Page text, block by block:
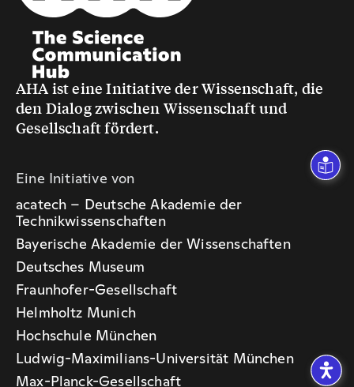
AHA ist eine Initiative der Wissenschaft, die
den Dialog zwischen Wissenschaft und
Gesellschaft fördert.
Eine Initiative von
acatech – Deutsche Akademie der
Technikwissenschaften
Bayerische Akademie der Wissenschaften
Deutsches Museum
Fraunhofer-Gesellschaft
Helmholtz Munich
Hochschule München
Ludwig-Maximilians-Universität München
Max-Planck-Gesellschaft